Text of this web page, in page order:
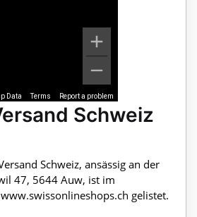
Data Terms Report a problem
Schweiz
Schweiz, ansässig an der
47, 5644 Auw, ist im
gelistet.